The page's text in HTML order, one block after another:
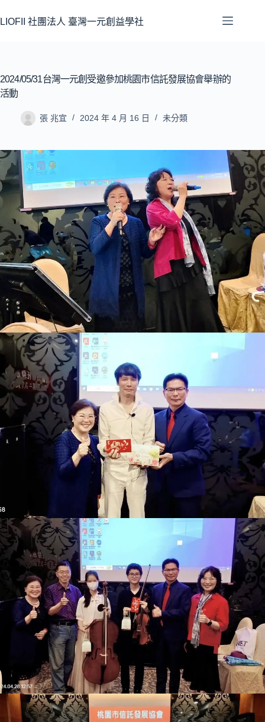
LIOFII 社團法人 臺灣一元創益學社
2024/05/31台灣一元創受邀參加桃園市信託發展協會舉辦的
活動
張 兆宜 2024 年 4 月 16 日 未分類